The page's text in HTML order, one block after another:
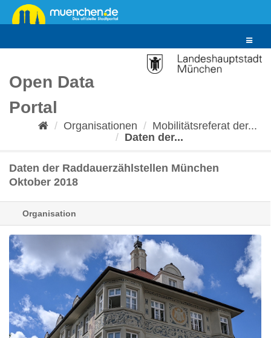
Überspringen
zum
Toggle
Open Data
Portal
Organisationen
Mobilitätsreferat der...
Daten der...
Daten der Raddauerzählstellen München
Oktober 2018
Organisation